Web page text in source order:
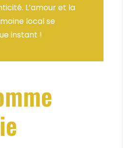
L’amour et la
local se
instant !